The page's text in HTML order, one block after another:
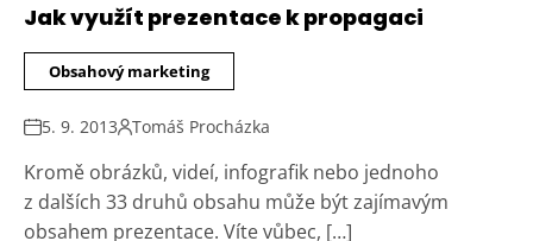
Jak využít prezentace k propagaci
Obsahový marketing
5. 9. 2013 Tomáš Procházka
Kromě obrázků, videí, infografik nebo jednoho
z dalších 33 druhů obsahu může být zajímavým
obsahem prezentace. Víte vůbec, […]